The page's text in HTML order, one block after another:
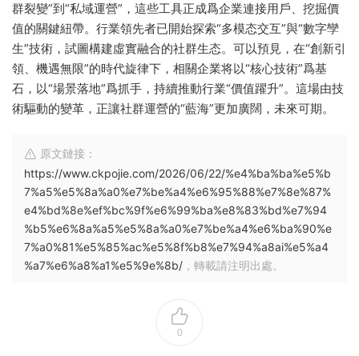
群裂變”到“私域運營”，這些工具正成爲企業連接用戶、挖掘價
值的關鍵紐帶。行業領先者已開始探索“多模态交互”與“數字孿
生”技術，試圖構建虛實融合的社群生态。可以預見，在“創新引
領、機遇無限”的時代旋律下，相關企業将以“核心技術”爲基
石，以“場景落地”爲抓手，持續推動行業“價值躍升”。這場由技
術驅動的變革，正讓社群運營的“藍海”更加廣闊，未來可期。
原文鏈接：
https://www.ckpojie.com/2026/06/22/%e4%ba%ba%e5%b
7%a5%e5%8a%a0%e7%be%a4%e6%95%88%e7%8e%87%
e4%bd%8e%ef%bc%9f%e6%99%ba%e8%83%bd%e7%94
%b5%e6%8a%a5%e5%8a%a0%e7%be%a4%e6%ba%90%e
7%a0%81%e5%85%ac%e5%8f%b8%e7%94%a8ai%e5%a4
%a7%e6%a8%a1%e5%9e%8b/ ，轉載請注明出處。
0